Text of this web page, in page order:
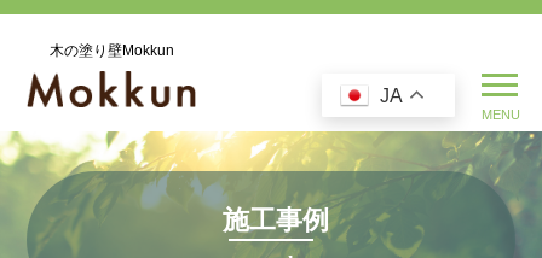
木の塗り壁Mokkun
JA
施工事例